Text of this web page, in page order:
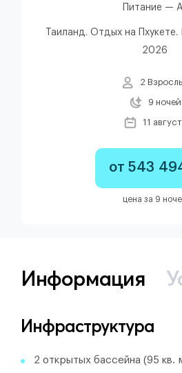
Питание — AI
Таиланд. Отдых на
2026
2
9 ночей
11
от 543
цена за 9
Информация
Инфраструктура
2 открытых бассейна (95 кв.